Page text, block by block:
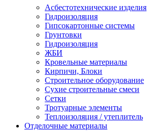
Асбестотехнические изделия
Гидроизоляция
Гипсокартонные системы
Грунтовки
Гидроизоляция
ЖБИ
Кровельные материалы
Кирпичи, Блоки
Строительное оборудование
Сухие строительные смеси
Сетки
Тротуарные элементы
Теплоизоляция / утеплитель
Отделочные материалы